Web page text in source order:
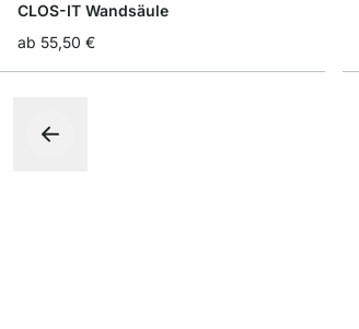
CLOS-IT Wandsäule
ab 55,50 €